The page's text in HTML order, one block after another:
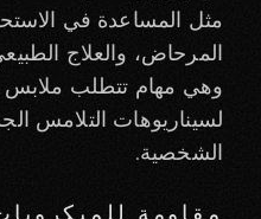
مثل المساعدة في
المرحاض، والعلاج
وهي مهام تتطلب
لسيناريوهات التلامس
الشخصية.
مقاومة